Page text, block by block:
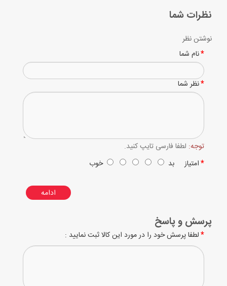
نظرات شما
نوشتن نظر
نام شما
نظر شما
توجه: لطفا فارسی تایپ کنید.
امتیازبد خوب
ادامه
پرسش و پاسخ
لطفا پرسش خود را در مورد این کالا ثبت نمایید :